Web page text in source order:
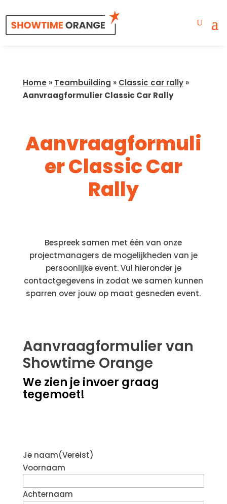
Home » Teambuilding » Classic car rally»
Aanvraagformulier Classic Car Rally
Aanvraagformuli
er Classic Car
Rally
Bespreek samen met één van onze
projectmanagers de mogelijkheden van je
persoonlijke event. Vul hieronder je
contactgegevens in zodat we samen kunnen
sparren over jouw op maat gesneden event.
Aanvraagformulier van
Showtime Orange
We zien je invoer graag
tegemoet!
Je naam(Vereist)
Voornaam
Achternaam